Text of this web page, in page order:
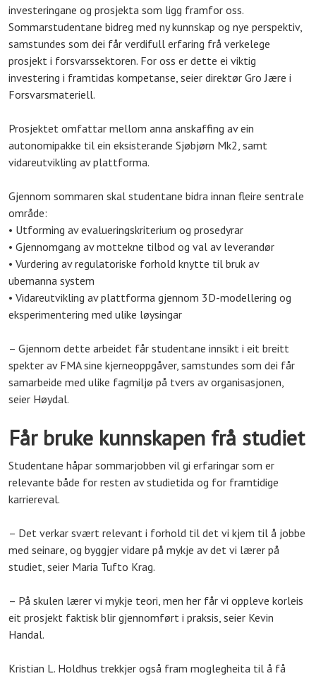
investeringane og prosjekta som ligg framfor oss.
Sommarstudentane bidreg med ny kunnskap og nye perspektiv,
samstundes som dei får verdifull erfaring frå verkelege
prosjekt i forsvarssektoren. For oss er dette ei viktig
investering i framtidas kompetanse, seier direktør Gro Jære i
Forsvarsmateriell.
Prosjektet omfattar mellom anna anskaffing av ein
autonomipakke til ein eksisterande Sjøbjørn Mk2, samt
vidareutvikling av plattforma.
Gjennom sommaren skal studentane bidra innan fleire sentrale
område:
• Utforming av evalueringskriterium og prosedyrar
• Gjennomgang av mottekne tilbod og val av leverandør
• Vurdering av regulatoriske forhold knytte til bruk av
ubemanna system
• Vidareutvikling av plattforma gjennom 3D-modellering og
eksperimentering med ulike løysingar
– Gjennom dette arbeidet får studentane innsikt i eit breitt
spekter av FMA sine kjerneoppgåver, samstundes som dei får
samarbeide med ulike fagmiljø på tvers av organisasjonen,
seier Høydal.
Får bruke kunnskapen frå studiet
Studentane håpar sommarjobben vil gi erfaringar som er
relevante både for resten av studietida og for framtidige
karriereval.
– Det verkar svært relevant i forhold til det vi kjem til å jobbe
med seinare, og byggjer vidare på mykje av det vi lærer på
studiet, seier Maria Tufto Krag.
– På skulen lærer vi mykje teori, men her får vi oppleve korleis
eit prosjekt faktisk blir gjennomført i praksis, seier Kevin
Handal.
Kristian L. Holdhus trekkjer også fram moglegheita til å få